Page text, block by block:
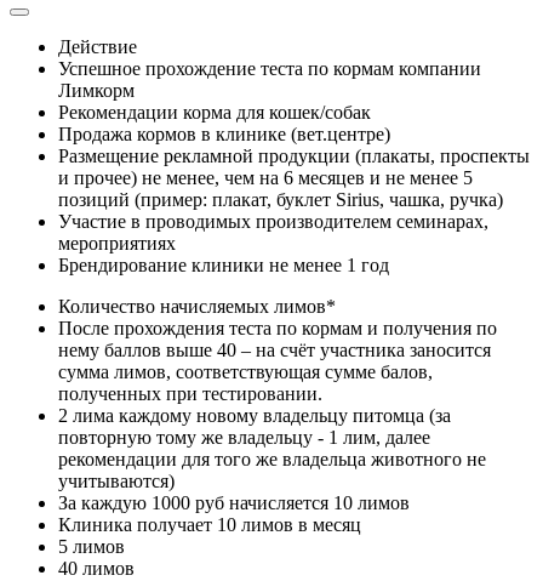
Действие
Успешное прохождение теста по кормам компании
Лимкорм
Рекомендации корма для кошек/собак
Продажа кормов в клинике (вет.центре)
Размещение рекламной продукции (плакаты, проспекты
и прочее) не менее, чем на 6 месяцев и не менее 5
позиций (пример: плакат, буклет Sirius, чашка, ручка)
Участие в проводимых производителем семинарах,
мероприятиях
Брендирование клиники не менее 1 год
Количество начисляемых лимов*
После прохождения теста по кормам и получения по
нему баллов выше 40 – на счёт участника заносится
сумма лимов, соответствующая сумме балов,
полученных при тестировании.
2 лима каждому новому владельцу питомца (за
повторную тому же владельцу - 1 лим, далее
рекомендации для того же владельца животного не
учитываются)
За каждую 1000 руб начисляется 10 лимов
Клиника получает 10 лимов в месяц
5 лимов
40 лимов